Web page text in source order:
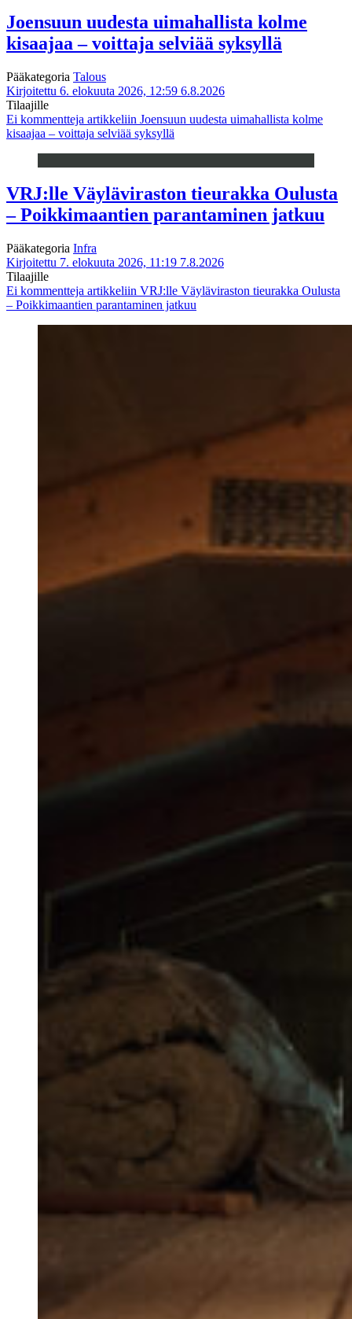
Joensuun uudesta uimahallista kolme
kisaajaa – voittaja selviää syksyllä
Pääkategoria Talous
Kirjoitettu 6. elokuuta 2026, 12:59 6.8.2026
Tilaajille
Ei kommentteja artikkeliin Joensuun uudesta uimahallista kolme
kisaajaa – voittaja selviää syksyllä
VRJ:lle Väyläviraston tieurakka Oulusta
– Poikkimaantien parantaminen jatkuu
Pääkategoria Infra
Kirjoitettu 7. elokuuta 2026, 11:19 7.8.2026
Tilaajille
Ei kommentteja artikkeliin VRJ:lle Väyläviraston tieurakka Oulusta
– Poikkimaantien parantaminen jatkuu